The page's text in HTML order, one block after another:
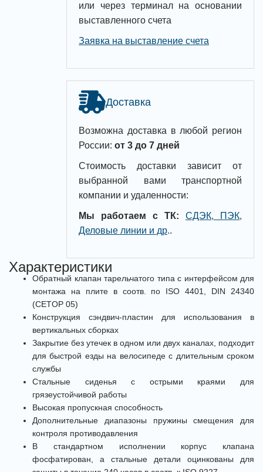
или через терминал на основании
выставленного счета
Заявка на выставление счета
Доставка
Возможна доставка в любой регион
России: от 3 до 7 дней
Стоимость доставки зависит от
выбранной вами транспортной
компании и удаленности:
Мы работаем с ТК:
СДЭК, ПЭК,
Деловые линии и др..
Характеристики
Обратный клапан тарельчатого типа с интерфейсом для
монтажа на плите в соотв. по ISO 4401, DIN 24340
(CETOP 05)
Конструкция сэндвич-пластин для использования в
вертикальных сборках
Закрытие без утечек в одном или двух каналах, подходит
для быстрой езды на велосипеде с длительным сроком
службы
Стальные сиденья с острыми краями для
грязеустойчивой работы
Высокая пропускная способность
Дополнительные диапазоны пружины смещения для
контроля противодавления
В стандартном исполнении корпус клапана
фосфатирован, а стальные детали оцинкованы для